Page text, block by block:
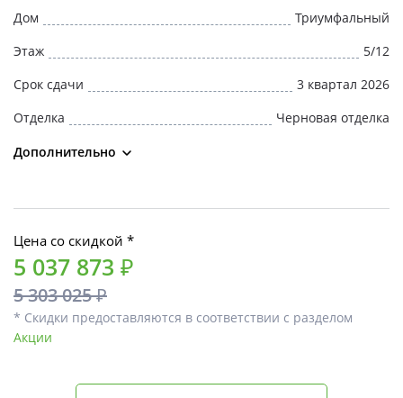
Дом
Триумфальный
Этаж
5/12
Срок сдачи
3 квартал 2026
Отделка
Черновая отделка
Дополнительно
Цена со скидкой *
5 037 873 ₽
5 303 025 ₽
* Скидки предоставляются в соответствии с разделом
Акции